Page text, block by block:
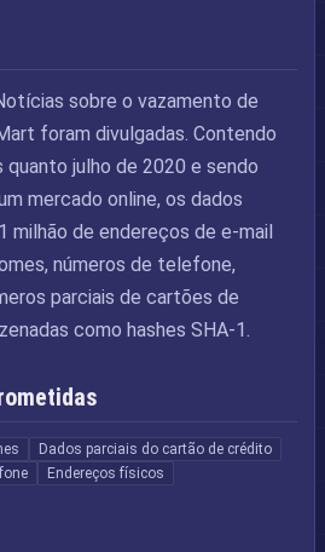
sobre o vazamento de
foram divulgadas. Contendo
julho de 2020 e sendo
mercado online, os dados
milhão de endereços de e-mail
números de telefone,
parciais de cartões de
como hashes SHA-1.
Dados parciais do cartão de crédito
Endereços físicos